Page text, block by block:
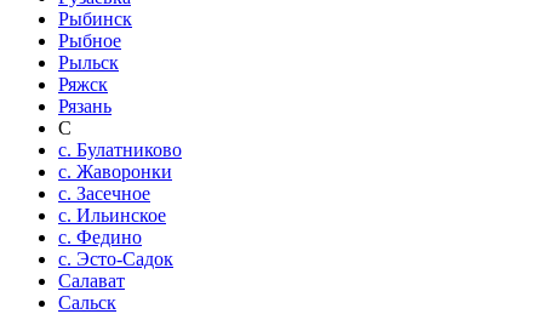
Рыбинск
Рыбное
Рыльск
Ряжск
Рязань
С
с. Булатниково
с. Жаворонки
с. Засечное
с. Ильинское
с. Федино
с. Эсто-Садок
Салават
Сальск